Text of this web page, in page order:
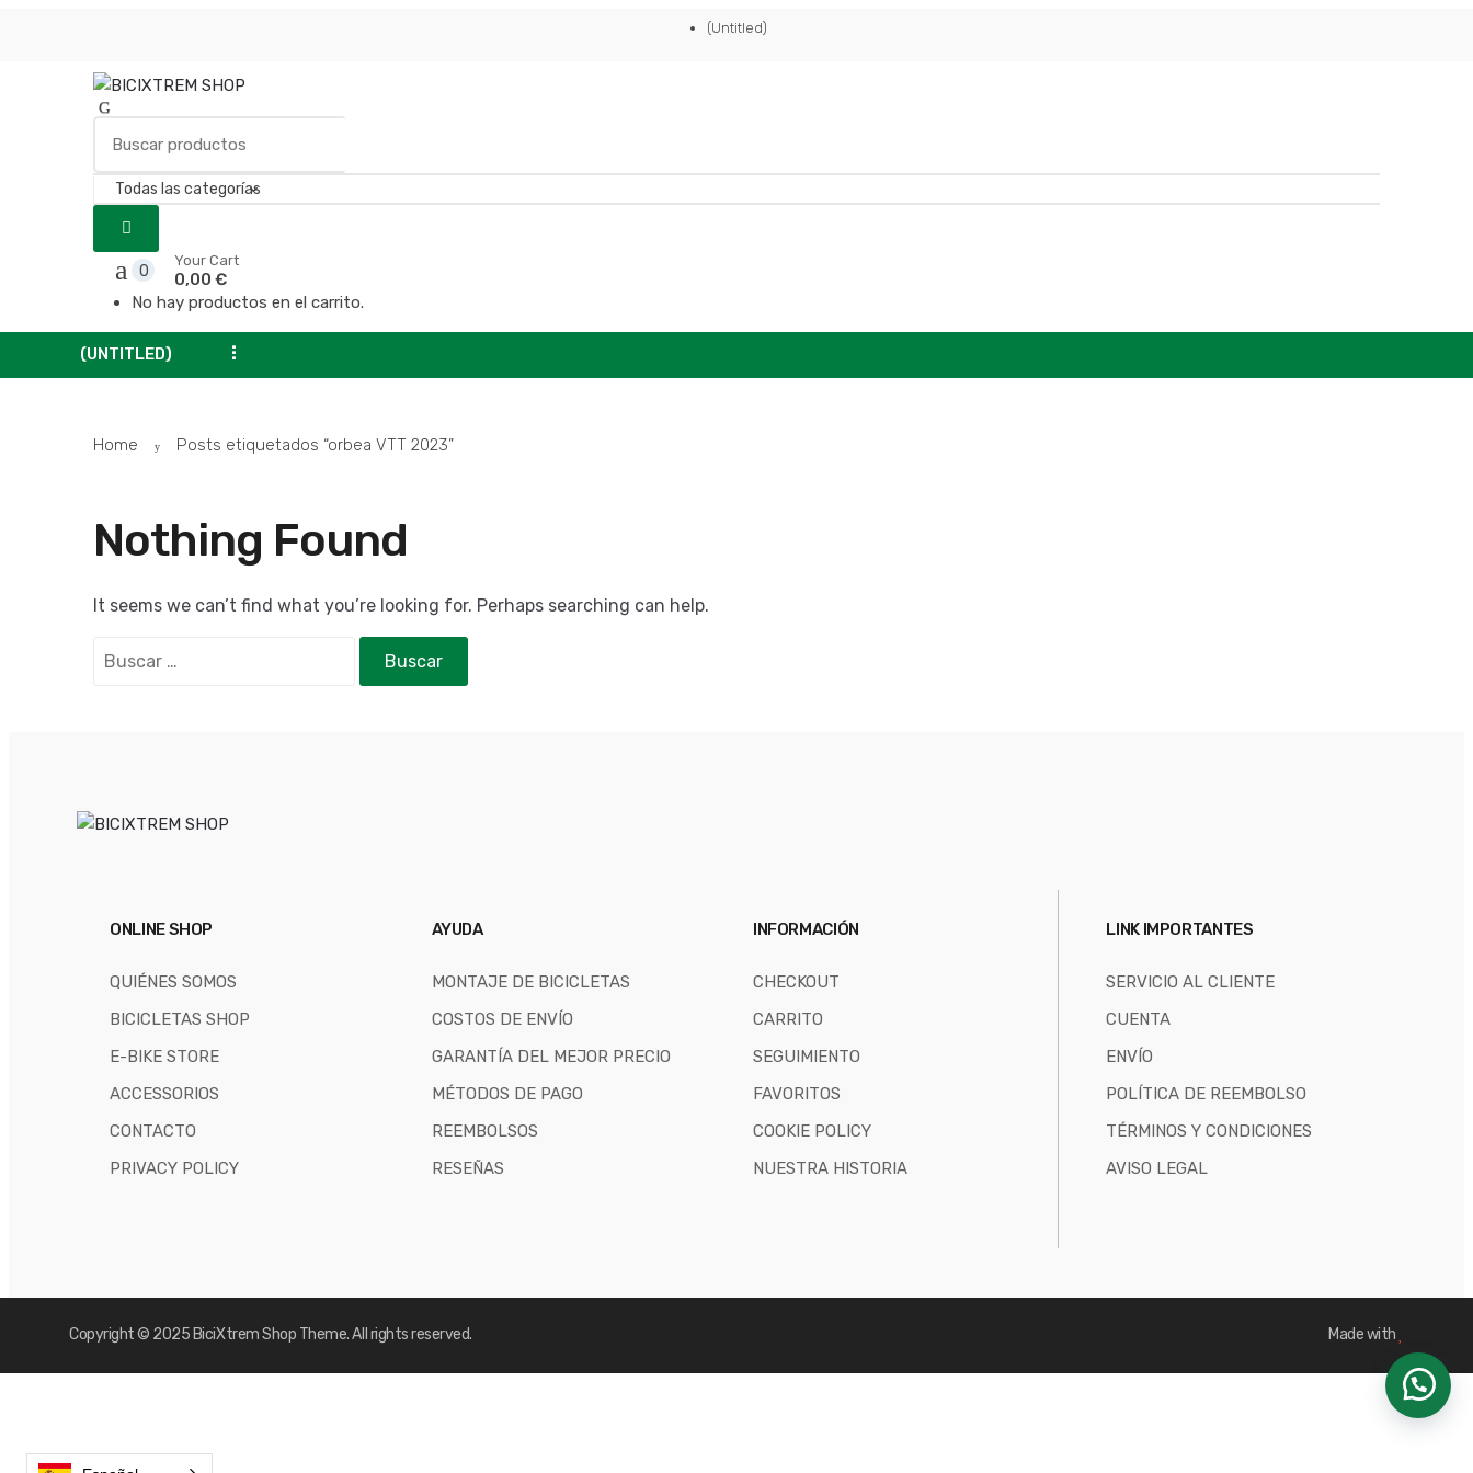
(Untitled)
0
Your Cart
0,00 €
No hay productos en el carrito.
(UNTITLED) ...
Home Posts etiquetados “orbea VTT 2023”
Nothing Found
It seems we can’t find what you’re looking for. Perhaps searching can help.
ONLINE SHOP
QUIÉNES SOMOS
BICICLETAS SHOP
E-BIKE STORE
ACCESSORIOS
CONTACTO
PRIVACY POLICY
AYUDA
MONTAJE DE BICICLETAS
COSTOS DE ENVÍO
GARANTÍA DEL MEJOR PRECIO
MÉTODOS DE PAGO
REEMBOLSOS
RESEÑAS
INFORMACIÓN
CHECKOUT
CARRITO
SEGUIMIENTO
FAVORITOS
COOKIE POLICY
NUESTRA HISTORIA
LINK IMPORTANTES
SERVICIO AL CLIENTE
CUENTA
ENVÍO
POLÍTICA DE REEMBOLSO
TÉRMINOS Y CONDICIONES
AVISO LEGAL
Copyright © 2025 BiciXtrem Shop Theme. All rights reserved. Made with